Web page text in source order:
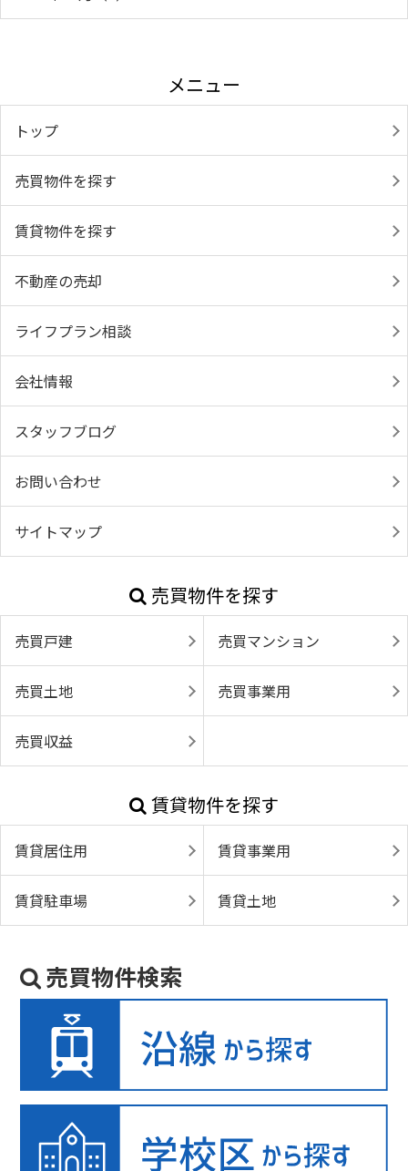
メニュー
トップ
売買物件を探す
賃貸物件を探す
不動産の売却
ライフプラン相談
会社情報
スタッフブログ
お問い合わせ
サイトマップ
売買物件を探す
売買戸建 売買マンション
売買土地 売買事業用
売買収益
賃貸物件を探す
賃貸居住用 賃貸事業用
賃貸駐車場 賃貸土地
売買物件検索